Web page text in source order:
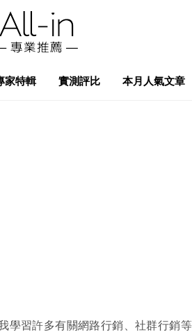
家特輯 實測評比 本月人氣文章
學習許多有關網路行銷、社群行銷等